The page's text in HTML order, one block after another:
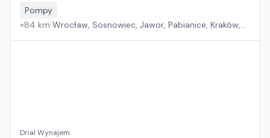
Pompy
+84 km Wrocław, Sosnowiec, Jawor, Pabianice, Kraków,
Drial Wynajem